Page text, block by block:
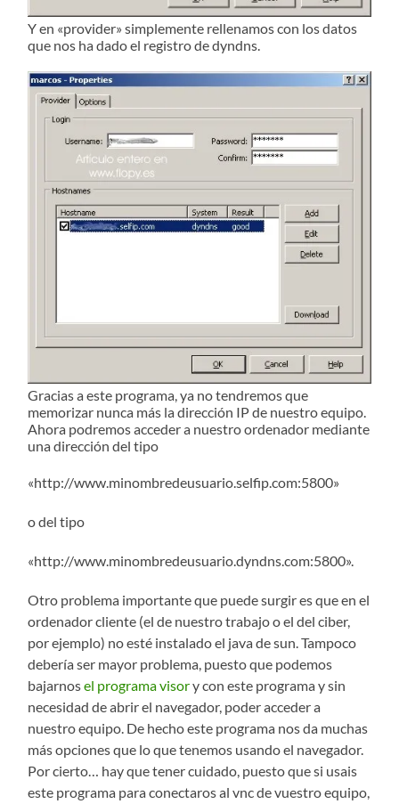
Y en «provider» simplemente rellenamos con los datos
que nos ha dado el registro de dyndns.
Gracias a este programa, ya no tendremos que
memorizar nunca más la dirección IP de nuestro equipo.
Ahora podremos acceder a nuestro ordenador mediante
una dirección del tipo
«http://www.minombredeusuario.selfip.com:5800»
o del tipo
«http://www.minombredeusuario.dyndns.com:5800».
Otro problema importante que puede surgir es que en el
ordenador cliente (el de nuestro trabajo o el del ciber,
por ejemplo) no esté instalado el java de sun. Tampoco
debería ser mayor problema, puesto que podemos
bajarnosel programa visory con este programa y sin
necesidad de abrir el navegador, poder acceder a
nuestro equipo. De hecho este programa nos da muchas
más opciones que lo que tenemos usando el navegador.
Por cierto… hay que tener cuidado, puesto que si usais
este programa para conectaros al vnc de vuestro equipo,